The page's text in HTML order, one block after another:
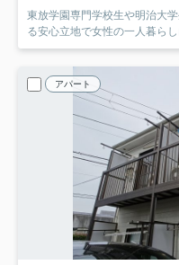
東放学園専門学校生や明治大
る安心立地で女性の一人暮ら
アパート